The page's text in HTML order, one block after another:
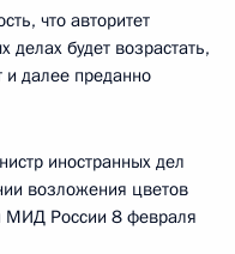
что авторитет
будет возрастать,
и далее преданно
иностранных дел
возложения цветов
МИД России 8 февраля